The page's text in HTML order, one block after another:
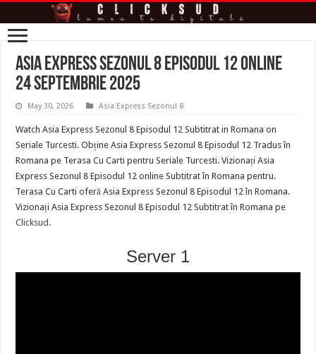
Asia Express Sezonul 8 Episodul 12 online
24 Septembrie 2025
May 30, 2026 Asia Express Sezonul 8
Watch Asia Express Sezonul 8 Episodul 12 Subtitrat in Romana on
Seriale Turcesti. Obține Asia Express Sezonul 8 Episodul 12 Tradus în
Romana pe Terasa Cu Carti pentru Seriale Turcesti. Vizionați Asia
Express Sezonul 8 Episodul 12 online Subtitrat în Romana pentru.
Terasa Cu Carti oferă Asia Express Sezonul 8 Episodul 12 în Romana.
Vizionați Asia Express Sezonul 8 Episodul 12 Subtitrat în Romana pe
Clicksud .
Server 1